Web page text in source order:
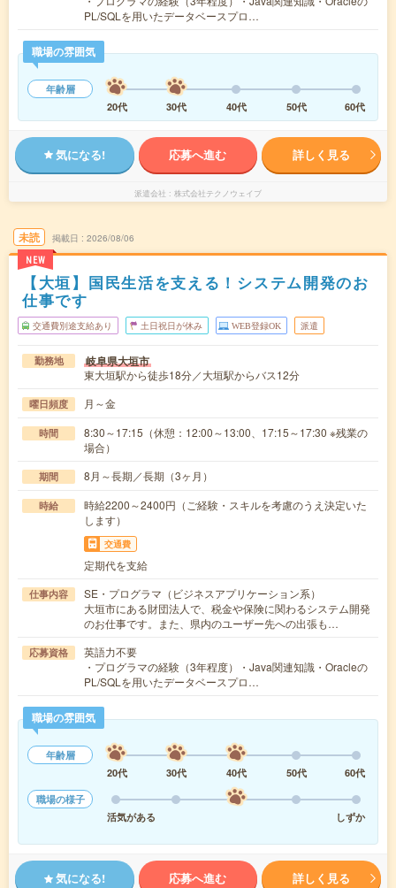
PL/SQLを用いたデータベースプロ…
職場の雰囲気
年齢層
20代
30代 40代 50代 60代
気になる! 応募へ進む 詳しく見る
派遣会社 株式会社テクノウェイブ
未読
NEW
掲載日 2026/08/06
【大垣】国民生活を支える！システム開発のお
仕事です
交通費別途支給あり 土日祝日が休み WEB登録OK 派遣
勤務地 岐阜県大垣市
東大垣駅から徒歩18分／大垣駅からバス12分
曜日頻度 月～金
時間
8:30～17:15（休憩：12:00～13:00、17:15～17:30 ※残業の
場合）
期間 8月～長期／長期（3ヶ月）
時給
時給2200～2400円（ご経験・スキルを考慮のうえ決定いた
します）
交通費
定期代を支給
仕事内容
SE・プログラマ（ビジネスアプリケーション系）
大垣市にある財団法人で、税金や保険に関わるシステム開発
のお仕事です。また、県内のユーザー先への出張も…
応募資格
英語力不要
・プログラマの経験（3年程度）・Java関連知識・Oracleの
PL/SQLを用いたデータベースプロ…
職場の雰囲気
年齢層
20代
30代 40代 50代
60代
職場の様子
活気がある
しずか
気になる! 応募へ進む 詳しく見る